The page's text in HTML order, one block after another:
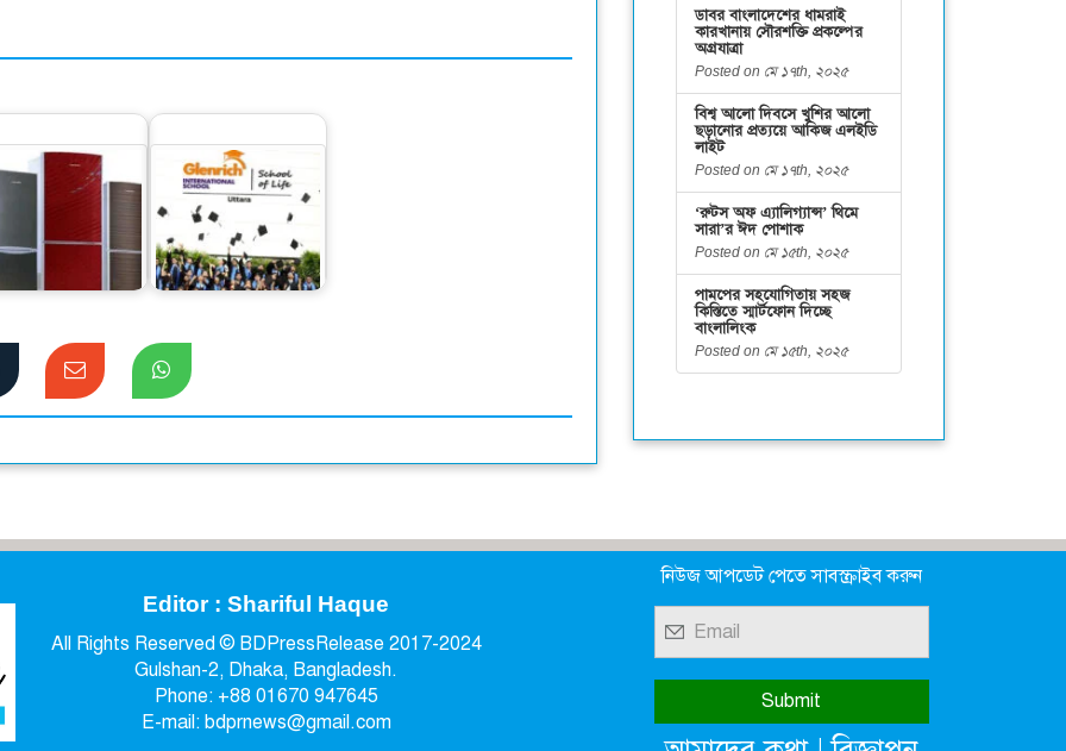
দেশি ফ্রিজে স্বপ্নপূরণ
কেমব্রিজ পরীক্ষায়
শিক্ষার্থীদের সাফল্য
উদযাপন করল গ্লেনরিচ
ডাবর বাংলাদেশের ধামরাই
কারখানায় সৌরশক্তি প্রকল্পের
অগ্রযাত্রা
Posted on মে ১৭th, ২০২৫
বিশ্ব আলো দিবসে খুশির আলো
ছড়ানোর প্রত্যয়ে আকিজ এলইডি
লাইট
Posted on মে ১৭th, ২০২৫
‘রুটস অফ এ্যালিগ্যান্স’ থিমে
সারা’র ঈদ পোশাক
Posted on মে ১৫th, ২০২৫
পামপের সহযোগিতায় সহজ
কিস্তিতে স্মার্টফোন দিচ্ছে
বাংলালিংক
Posted on মে ১৫th, ২০২৫
Editor : Shariful Haque
All Rights Reserved © BDPressRelease 2017-2024
Gulshan-2, Dhaka, Bangladesh.
Phone: +88 01670 947645
E-mail: bdprnews@gmail.com
নিউজ আপডেট পেতে সাবস্ক্রাইব করুন